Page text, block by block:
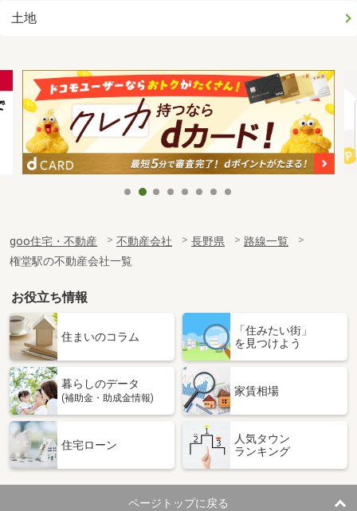
土地
goo住宅・不動産 不動産会社 長野県
路線一覧
権堂駅の不動産会社一覧
お役立ち情報
住まいのコラム
「住みたい街」
を見つけよう
暮らしのデータ
(補助金・助成金情報)
家賃相場
住宅ローン
人気タウン
ランキング
ページトップに戻る